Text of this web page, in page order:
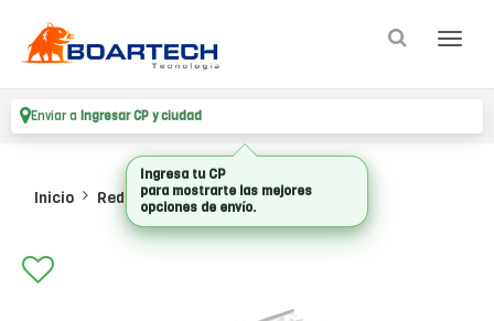
Enviar a Ingresar CP y ciudad
Inicio Redes Transceivers
Ingresa tu CP
para mostrarte las mejores
opciones de envío.